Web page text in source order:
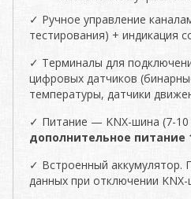
✓ Ручное управление
тестирования) + индикация
✓ Терминалы для
цифровых датчиков
температуры, датчики
✓ Питание — KNX-шина (7-10
дополнительное питание
✓ Встроенный аккумулятор.
данных при отключении